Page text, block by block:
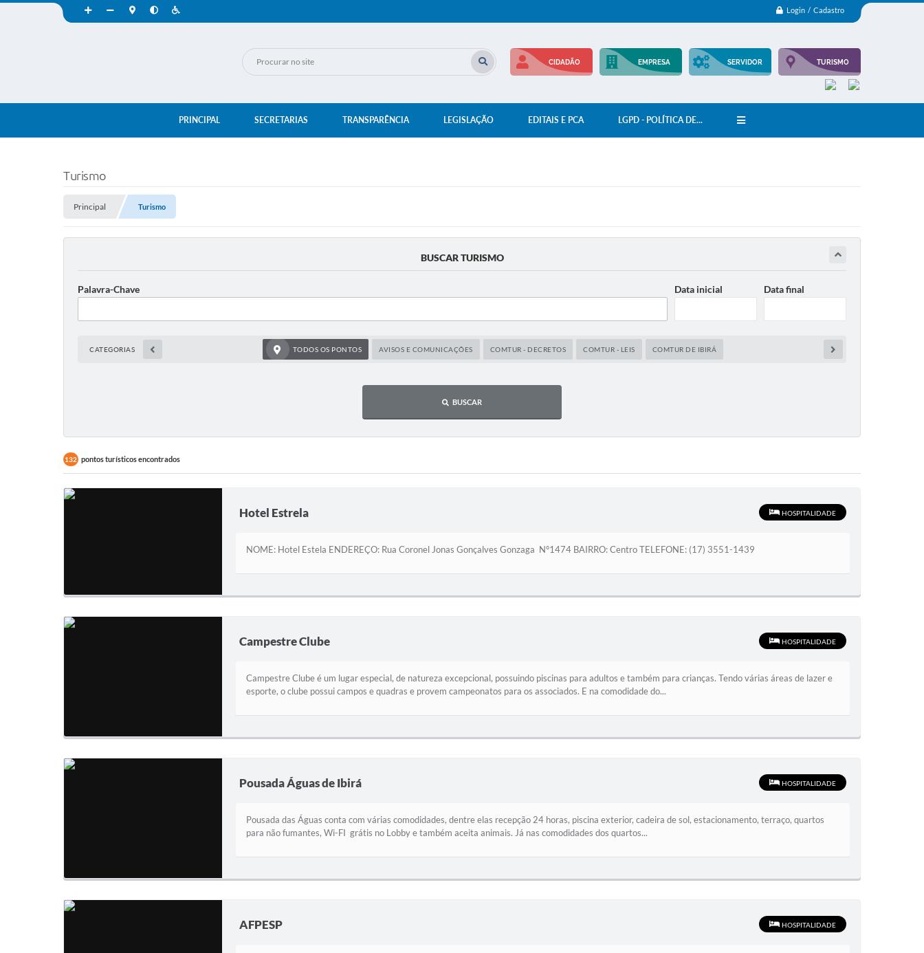
Login / Cadastro
CIDADÃO EMPRESA SERVIDOR TURISMO
PRINCIPAL SECRETARIAS TRANSPARÊNCIA LEGISLAÇÃO EDITAIS E PCA LGPD - POLÍTICA DE...
Turismo
Principal Turismo
BUSCAR TURISMO
Palavra-Chave Data inicial Data final
CATEGORIAS TODOS OS PONTOS AVISOS E COMUNICAÇÕES COMTUR - DECRETOS COMTUR - LEIS COMTUR DE IBIRÁ
BUSCAR
132 pontos turísticos encontrados
Hotel Estrela HOSPITALIDADE
NOME: Hotel Estela ENDEREÇO: Rua Coronel Jonas Gonçalves Gonzaga N°1474 BAIRRO: Centro TELEFONE: (17) 3551-1439
Campestre Clube HOSPITALIDADE
Campestre Clube é um lugar especial, de natureza excepcional, possuindo piscinas para adultos e também para crianças. Tendo várias áreas de lazer e
esporte, o clube possui campos e quadras e provem campeonatos para os associados. E na comodidade do...
Pousada Águas de Ibirá HOSPITALIDADE
Pousada das Águas conta com várias comodidades, dentre elas recepção 24 horas, piscina exterior, cadeira de sol, estacionamento, terraço, quartos
para não fumantes, Wi-FI grátis no Lobby e também aceita animais. Já nas comodidades dos quartos...
AFPESP HOSPITALIDADE